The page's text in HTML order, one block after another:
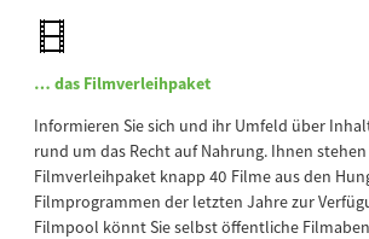
… das Filmverleihpaket
Informieren Sie sich und ihr Umfeld über
rund um das Recht auf Nahrung. Ihnen
Filmverleihpaket knapp 40 Filme aus den
Filmprogrammen der letzten Jahre zur
Filmpool könnt Sie selbst öffentliche